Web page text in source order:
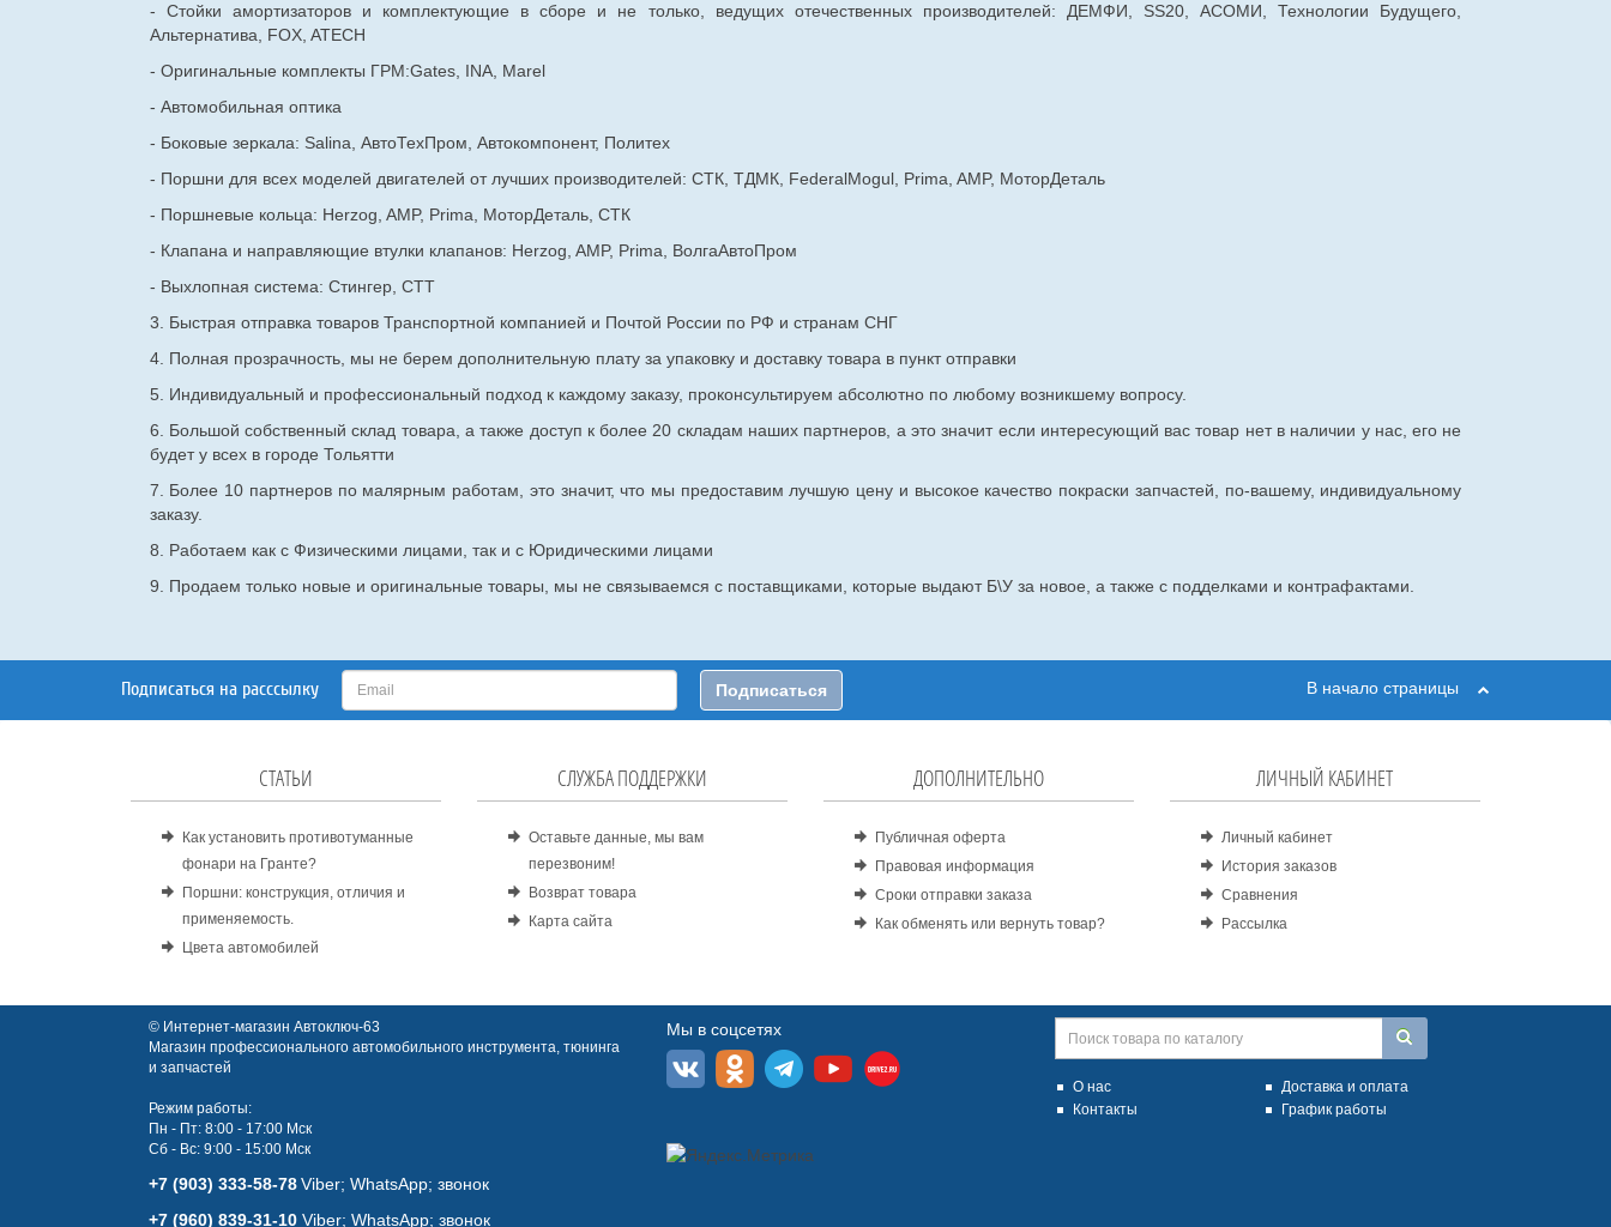
- Стойки амортизаторов и комплектующие в сборе и не только, ведущих отечественных производителей: ДЕМФИ, SS20, АСОМИ, Технологии Будущего,
Альтернатива, FOX, ATECH
- Оригинальные комплекты ГРМ:Gates, INA, Marel
- Автомобильная оптика
- Боковые зеркала: Salina, АвтоТехПром, Автокомпонент, Политех
- Поршни для всех моделей двигателей от лучших производителей: СТК, ТДМК, FederalMogul, Prima, AMP, МоторДеталь
- Поршневые кольца: Herzog, AMP, Prima, МоторДеталь, СТК
- Клапана и направляющие втулки клапанов: Herzog, AMP, Prima, ВолгаАвтоПром
- Выхлопная система: Стингер, СТТ
3. Быстрая отправка товаров Транспортной компанией и Почтой России по РФ и странам СНГ
4. Полная прозрачность, мы не берем дополнительную плату за упаковку и доставку товара в пункт отправки
5. Индивидуальный и профессиональный подход к каждому заказу, проконсультируем абсолютно по любому возникшему вопросу.
6. Большой собственный склад товара, а также доступ к более 20 складам наших партнеров, а это значит если интересующий вас товар нет в наличии у нас, его не
будет у всех в городе Тольятти
7. Более 10 партнеров по малярным работам, это значит, что мы предоставим лучшую цену и высокое качество покраски запчастей, по-вашему, индивидуальному
заказу.
8. Работаем как с Физическими лицами, так и с Юридическими лицами
9. Продаем только новые и оригинальные товары, мы не связываемся с поставщиками, которые выдают Б\У за новое, а также с подделками и контрафактами.
Подписаться на расссылку Подписаться В начало страницы
СТАТЬИ
Как установить противотуманные
фонари на Гранте?
Поршни: конструкция, отличия и
применяемость.
Цвета автомобилей
СЛУЖБА ПОДДЕРЖКИ
Оставьте данные, мы вам
перезвоним!
Возврат товара
Карта сайта
ДОПОЛНИТЕЛЬНО
Публичная оферта
Правовая информация
Сроки отправки заказа
Как обменять или вернуть товар?
ЛИЧНЫЙ КАБИНЕТ
Личный кабинет
История заказов
Сравнения
Рассылка
© Интернет-магазин Автоключ-63
Магазин профессионального автомобильного инструмента, тюнинга
и запчастей
Режим работы:
Пн - Пт: 8:00 - 17:00 Мск
Сб - Вс: 9:00 - 15:00 Мск
+7 (903) 333-58-78Viber; WhatsАpp; звонок
+7 (960) 839-31-10 Viber; WhatsАpp; звонок
Мы в соцсетях
О нас
Доставка и оплата
Контакты
График работы